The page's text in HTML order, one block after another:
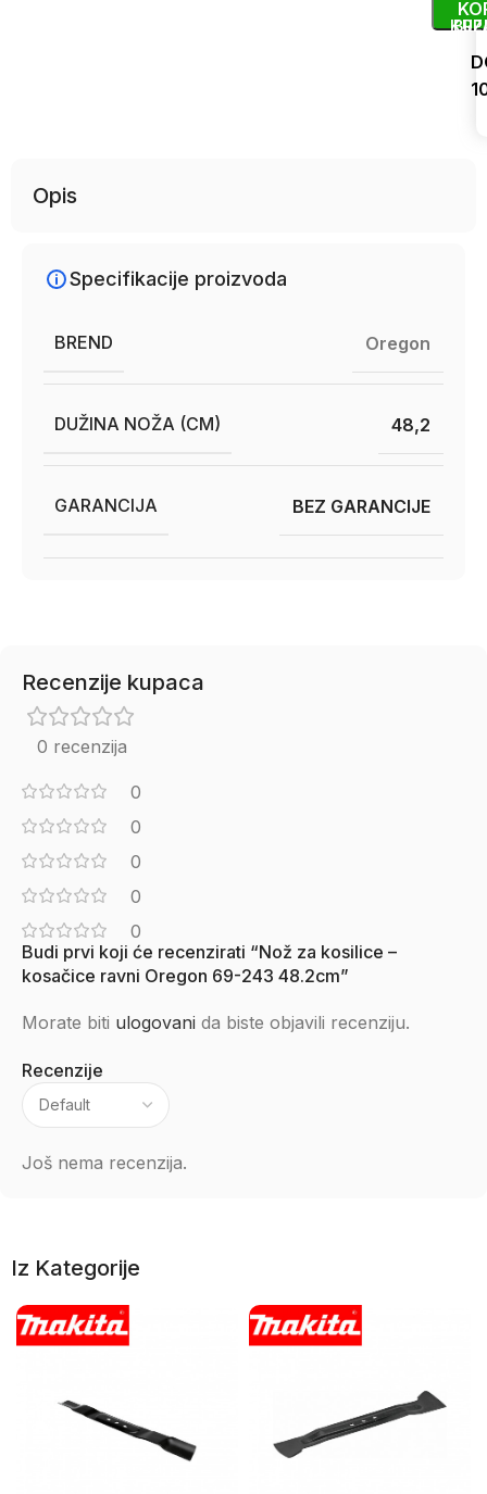
Opis
Specifikacije proizvoda
BREND Oregon
DUŽINA NOŽA (CM) 48,2
GARANCIJA BEZ GARANCIJE
Recenzije kupaca
0 recenzija
0
0
0
0
0
Recenzije
Još nema recenzija.
Budi prvi koji će recenzirati “Nož za kosilice –
kosačice ravni Oregon 69-243 48.2cm”
Morate biti ulogovani da biste objavili recenziju.
Iz Kategorije